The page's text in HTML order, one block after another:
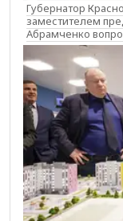
Губернатор
заместителем
Абрамченко